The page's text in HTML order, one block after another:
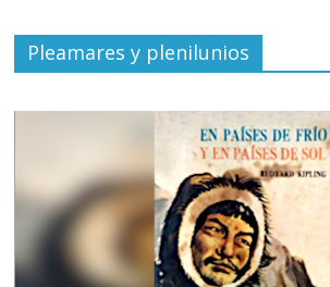
Pleamares y plenilunios